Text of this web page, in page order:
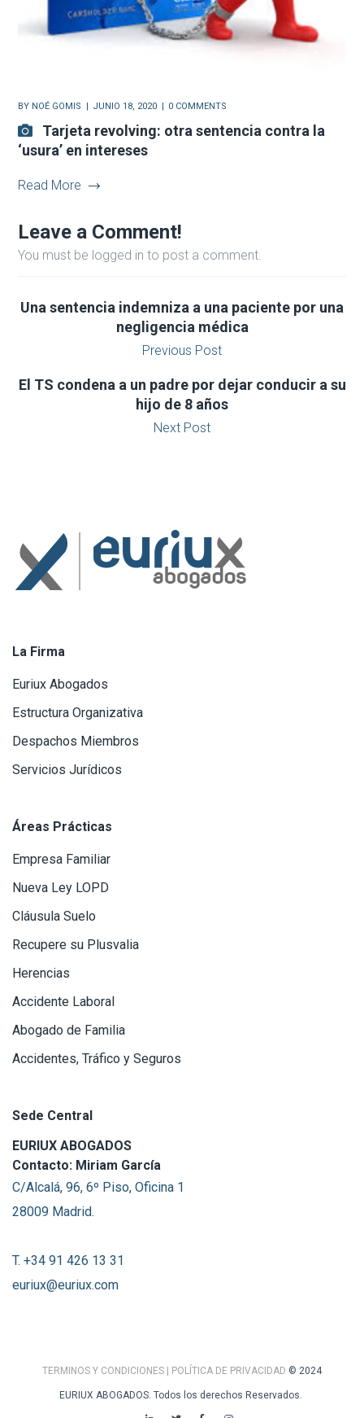
BY NOÉ GOMIS JUNIO 18, 2020 0 COMMENTS
Tarjeta revolving: otra sentencia contra la
‘usura’ en intereses
Read More
Leave a Comment!
You must be logged in to post a comment.
Una sentencia indemniza a una paciente por una
negligencia médica
Previous Post
El TS condena a un padre por dejar conducir a su
hijo de 8 años
Next Post
La Firma
Euriux Abogados
Estructura Organizativa
Despachos Miembros
Servicios Jurídicos
Áreas Prácticas
Empresa Familiar
Nueva Ley LOPD
Cláusula Suelo
Recupere su Plusvalia
Herencias
Accidente Laboral
Abogado de Familia
Accidentes, Tráfico y Seguros
Sede Central
EURIUX ABOGADOS
Contacto: Miriam García
C/Alcalá, 96, 6º Piso, Oficina 1
28009 Madrid.
T. +34 91 426 13 31
euriux@euriux.com
TERMINOS Y CONDICIONES | POLÍTICA DE PRIVACIDAD © 2024
EURIUX ABOGADOS. Todos los derechos Reservados.